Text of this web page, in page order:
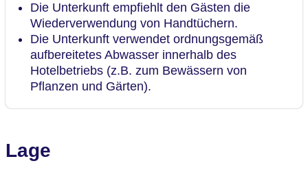
Die Unterkunft empfiehlt den Gästen die
Wiederverwendung von Handtüchern.
Die Unterkunft verwendet ordnungsgemäß
aufbereitetes Abwasser innerhalb des
Hotelbetriebs (z.B. zum Bewässern von
Pflanzen und Gärten).
Lage